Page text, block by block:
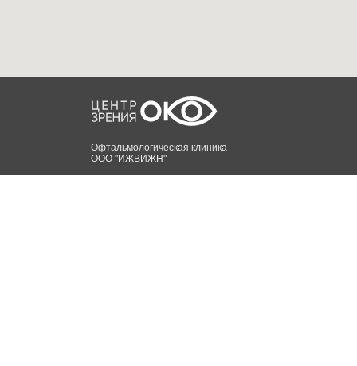
Офтальмологическая клиника
ООО "ИЖВИЖН"